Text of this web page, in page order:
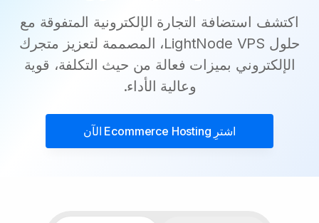
اكتشف استضافة التجارة الإلكترونية المتفوقة مع
حلول LightNode VPS، المصممة لتعزيز متجرك
الإلكتروني بميزات فعالة من حيث التكلفة، قوية
وعالية الأداء.
اشترِ Ecommerce Hosting الآن